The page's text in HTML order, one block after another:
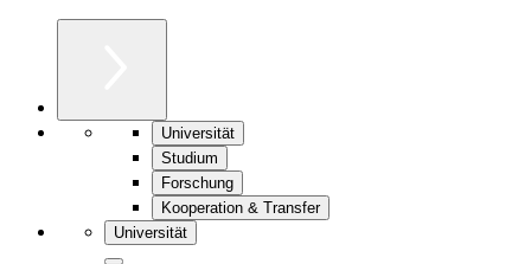
Universität
Studium
Forschung
Kooperation & Transfer
Universität